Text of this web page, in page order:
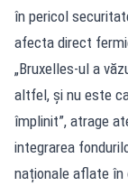
în pericol
afecta direct
„Bruxelles-ul a
altfel, și nu este
împlinit”, atrage
integrarea
naționale aflate în